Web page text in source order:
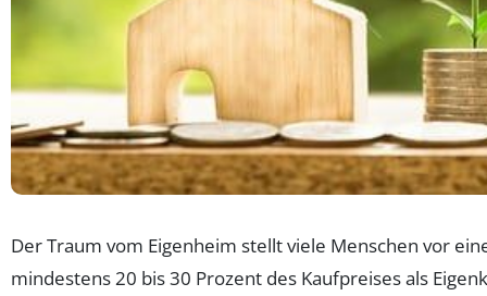
Der Traum vom Eigenheim stellt viele Menschen vor
mindestens 20 bis 30 Prozent des Kaufpreises als